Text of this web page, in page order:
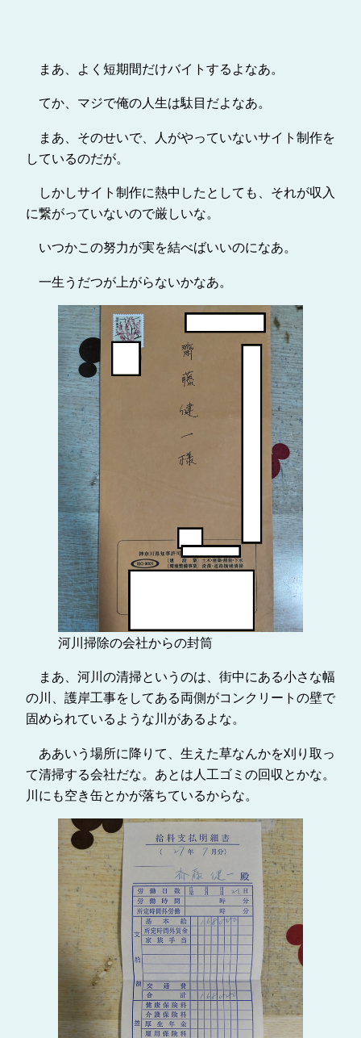
まあ、よく短期間だけバイトするよなあ。
てか、マジで俺の人生は駄目だよなあ。
まあ、そのせいで、人がやっていないサイト制作を
しているのだが。
しかしサイト制作に熱中したとしても、それが収入
に繋がっていないので厳しいな。
いつかこの努力が実を結べばいいのになあ。
一生うだつが上がらないかなあ。
河川掃除の会社からの封筒
まあ、河川の清掃というのは、街中にある小さな幅
の川、護岸工事をしてある両側がコンクリートの壁で
固められているような川があるよな。
ああいう場所に降りて、生えた草なんかを刈り取っ
て清掃する会社だな。あとは人工ゴミの回収とかな。
川にも空き缶とかが落ちているからな。